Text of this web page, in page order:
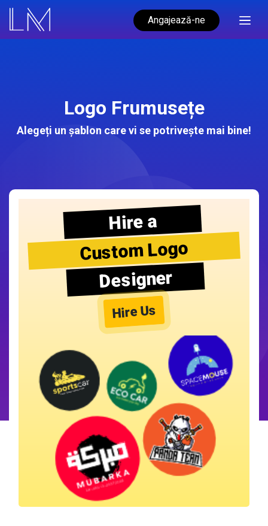
Angajează-ne
Logo Frumusețe
Alegeți un șablon care vi se potrivește mai bine!
Hire a
Custom Logo
Designer
Hire Us